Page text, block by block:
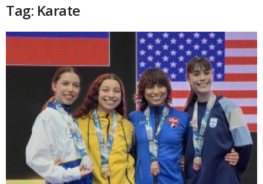
Tag: Karate